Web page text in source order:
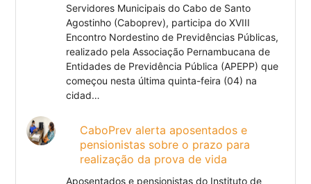
Servidores Municipais do Cabo de Santo
Agostinho (Caboprev), participa do XVIII
Encontro Nordestino de Previdências Públicas,
realizado pela Associação Pernambucana de
Entidades de Previdência Pública (APEPP) que
começou nesta última quinta-feira (04) na
cidad…
CaboPrev alerta aposentados e
pensionistas sobre o prazo para
realização da prova de vida
Aposentados e pensionistas do Instituto de